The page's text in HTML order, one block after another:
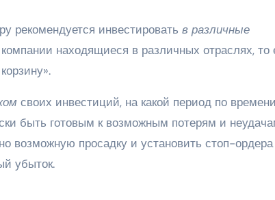
рекомендуется инвестировать в различные
находящиеся в различных отраслях, то
своих инвестиций, на какой период по
быть готовым к возможным потерям и
возможную просадку и установить стоп-ордера
убыток.